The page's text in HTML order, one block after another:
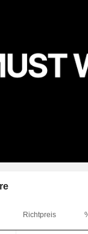
Richtpreis